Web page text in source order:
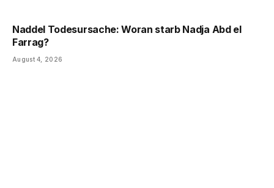
Naddel Todesursache: Woran starb Nadja Abd el
Farrag?
August 4, 2026